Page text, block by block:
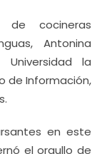
cocineras
Antonina
la
de Información,
en este
el orgullo de